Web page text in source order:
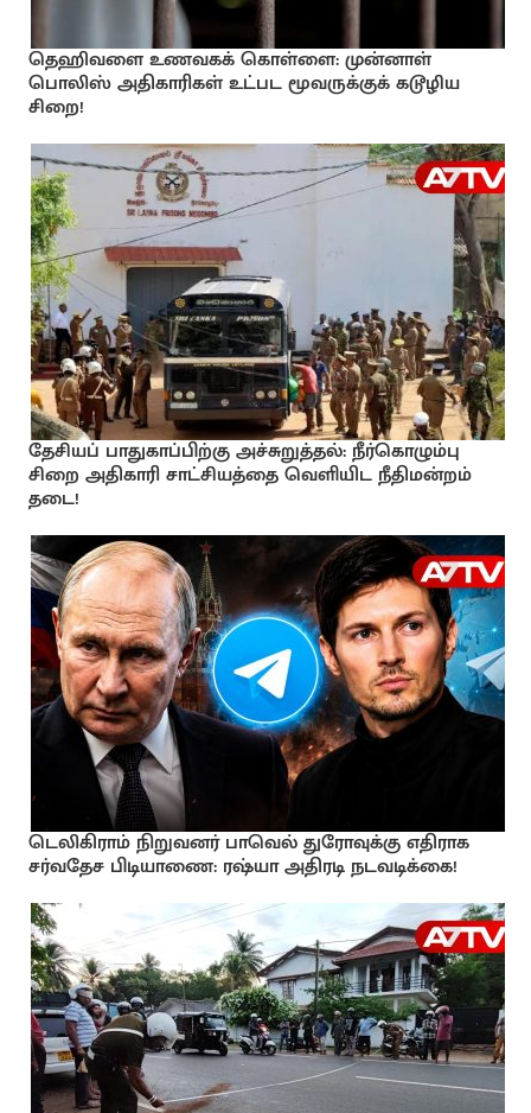
தெஹிவளை உணவகக் கொள்ளை: முன்னாள்
பொலிஸ் அதிகாரிகள் உட்பட மூவருக்குக் கடூழிய
சிறை!
தேசியப் பாதுகாப்பிற்கு அச்சுறுத்தல்: நீர்கொழும்பு
சிறை அதிகாரி சாட்சியத்தை வெளியிட நீதிமன்றம்
தடை!
டெலிகிராம் நிறுவனர் பாவெல் துரோவுக்கு எதிராக
சர்வதேச பிடியாணை: ரஷ்யா அதிரடி நடவடிக்கை!